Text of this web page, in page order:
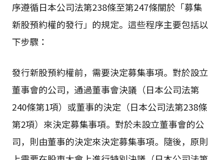
序遵循日本公司法第238條至第247條關於「募集
新股預約權的發行」的規定。這些程序主要包括以
下步驟：
發行新股預約權前，需要決定募集事項。對於設立
董事會的公司，通過董事會決議（日本公司法第
240條第1項）或董事的決定（日本公司法第238條
第2項）來決定募集事項。對於未設立董事會的公
司，則由董事的決定來決定募集事項。隨後，原則